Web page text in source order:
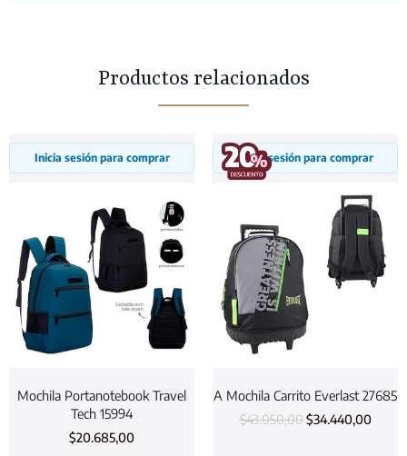
Productos relacionados
Inicia sesión para comprar
Mochila Portanotebook Travel
Tech 15994
$20.685,00
Inicia sesión para comprar
A Mochila Carrito Everlast 27685
$43.050,00 $34.440,00